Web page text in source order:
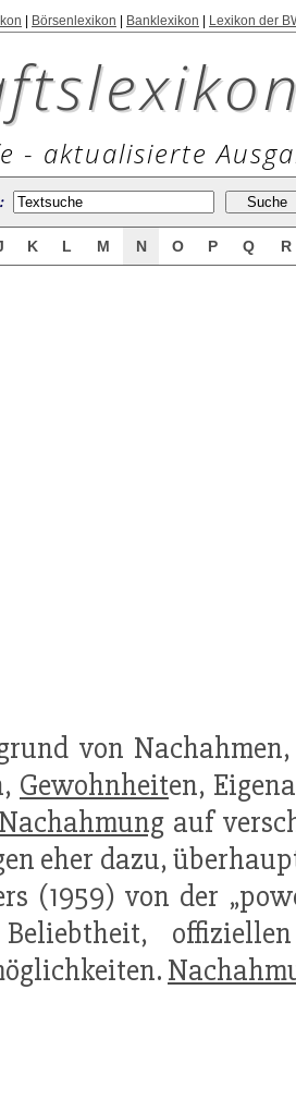
Börsenlexikon Banklexikon Lexikon der
- aktualisierte
K L M N O P Q R
von
Gewohnheiten,
Nachahmung auf
eher dazu,
(1959) von der